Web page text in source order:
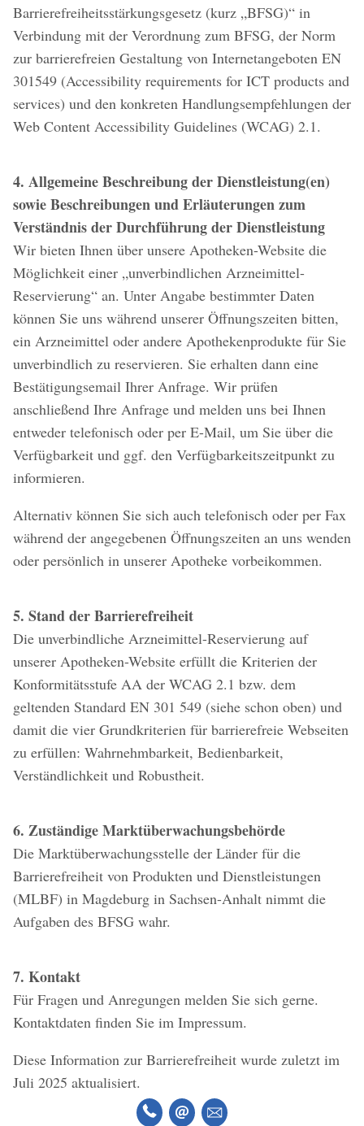
Barrierefreiheitsstärkungsgesetz (kurz „BFSG)“ in
Verbindung mit der Verordnung zum BFSG, der Norm
zur barrierefreien Gestaltung von Internetangeboten EN
301549 (Accessibility requirements for ICT products and
services) und den konkreten Handlungsempfehlungen der
Web Content Accessibility Guidelines (WCAG) 2.1.
4. Allgemeine Beschreibung der Dienstleistung(en)
sowie Beschreibungen und Erläuterungen zum
Verständnis der Durchführung der Dienstleistung
Wir bieten Ihnen über unsere Apotheken-Website die
Möglichkeit einer „unverbindlichen Arzneimittel-
Reservierung“ an. Unter Angabe bestimmter Daten
können Sie uns während unserer Öffnungszeiten bitten,
ein Arzneimittel oder andere Apothekenprodukte für Sie
unverbindlich zu reservieren. Sie erhalten dann eine
Bestätigungsemail Ihrer Anfrage. Wir prüfen
anschließend Ihre Anfrage und melden uns bei Ihnen
entweder telefonisch oder per E-Mail, um Sie über die
Verfügbarkeit und ggf. den Verfügbarkeitszeitpunkt zu
informieren.
Alternativ können Sie sich auch telefonisch oder per Fax
während der angegebenen Öffnungszeiten an uns wenden
oder persönlich in unserer Apotheke vorbeikommen.
5. Stand der Barrierefreiheit
Die unverbindliche Arzneimittel-Reservierung auf
unserer Apotheken-Website erfüllt die Kriterien der
Konformitätsstufe AA der WCAG 2.1 bzw. dem
geltenden Standard EN 301 549 (siehe schon oben) und
damit die vier Grundkriterien für barrierefreie Webseiten
zu erfüllen: Wahrnehmbarkeit, Bedienbarkeit,
Verständlichkeit und Robustheit.
6. Zuständige Marktüberwachungsbehörde
Die Marktüberwachungsstelle der Länder für die
Barrierefreiheit von Produkten und Dienstleistungen
(MLBF) in Magdeburg in Sachsen-Anhalt nimmt die
Aufgaben des BFSG wahr.
7. Kontakt
Für Fragen und Anregungen melden Sie sich gerne.
Kontaktdaten finden Sie im Impressum.
Diese Information zur Barrierefreiheit wurde zuletzt im
Juli 2025 aktualisiert.